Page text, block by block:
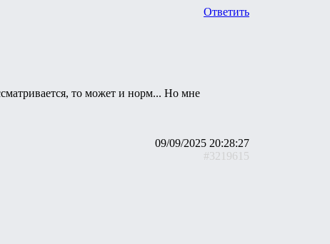
Ответить
то может и норм... Но мне
09/09/2025 20:28:27
#3219615